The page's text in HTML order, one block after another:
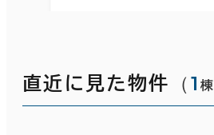
直近に見た物件 （1 棟